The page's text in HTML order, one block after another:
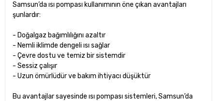
Samsun’da ısı pompası kullanımının öne çıkan avantajları
şunlardır:
- Doğalgaz bağımlılığını azaltır
- Nemli iklimde dengeli ısı sağlar
- Çevre dostu ve temiz bir sistemdir
- Sessiz çalışır
- Uzun ömürlüdür ve bakım ihtiyacı düşüktür
Bu avantajlar sayesinde ısı pompası sistemleri, Samsun’da